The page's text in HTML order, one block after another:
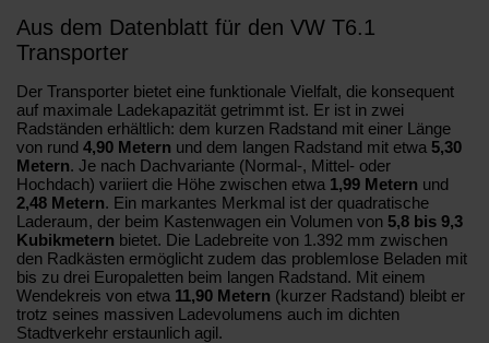
Aus dem Datenblatt für den VW T6.1
Transporter
Der Transporter bietet eine funktionale Vielfalt, die konsequent
auf maximale Ladekapazität getrimmt ist. Er ist in zwei
Radständen erhältlich: dem kurzen Radstand mit einer Länge
von rund 4,90 Metern und dem langen Radstand mit etwa 5,30
Metern. Je nach Dachvariante (Normal-, Mittel- oder
Hochdach) variiert die Höhe zwischen etwa 1,99 Metern und
2,48 Metern. Ein markantes Merkmal ist der quadratische
Laderaum, der beim Kastenwagen ein Volumen von 5,8 bis 9,3
Kubikmetern bietet. Die Ladebreite von 1.392 mm zwischen
den Radkästen ermöglicht zudem das problemlose Beladen mit
bis zu drei Europaletten beim langen Radstand. Mit einem
Wendekreis von etwa 11,90 Metern (kurzer Radstand) bleibt er
trotz seines massiven Ladevolumens auch im dichten
Stadtverkehr erstaunlich agil.